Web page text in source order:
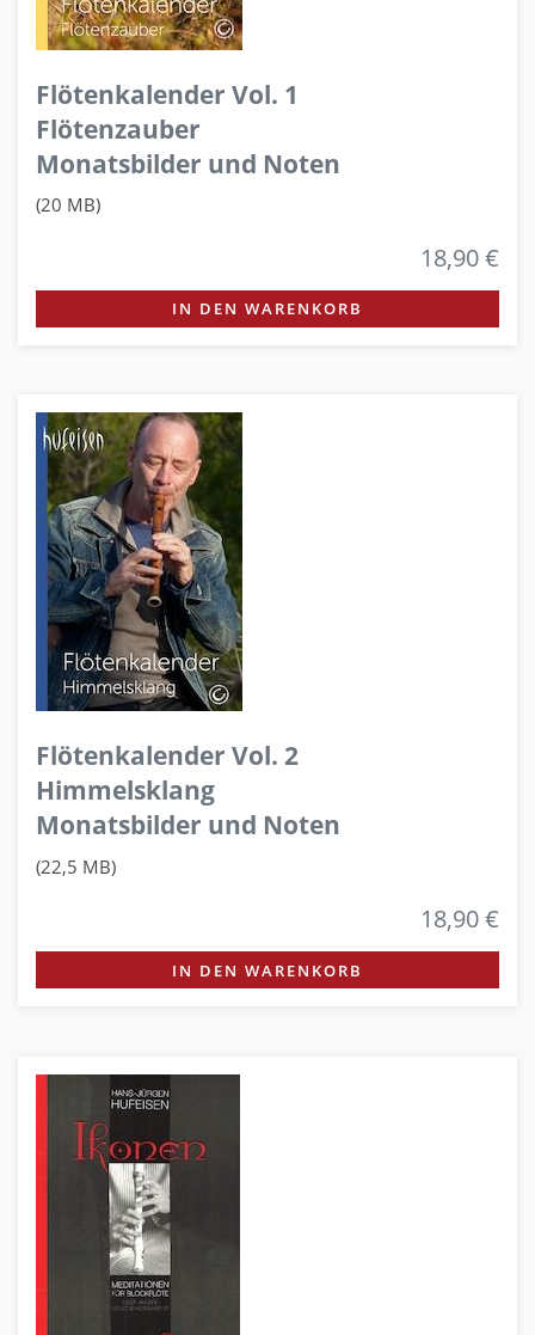
Flötenkalender Vol. 1
Flötenzauber
Monatsbilder und Noten
(20 MB)
18,90 €
IN DEN WARENKORB
Flötenkalender Vol. 2
Himmelsklang
Monatsbilder und Noten
(22,5 MB)
18,90 €
IN DEN WARENKORB